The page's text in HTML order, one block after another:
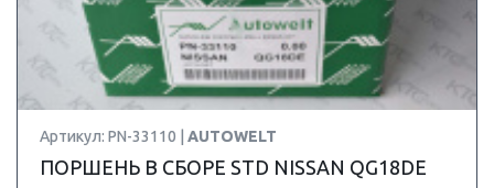
Артикул: PN-33110 | AUTOWELT
ПОРШЕНЬ В СБОРЕ STD NISSAN QG18DE